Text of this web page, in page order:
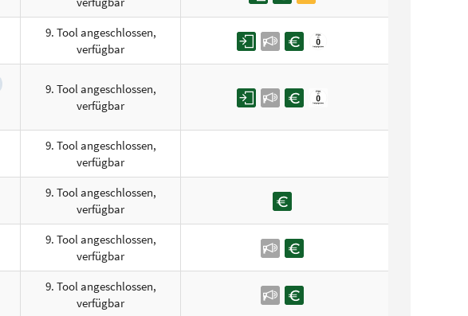
9. Tool angeschlossen,
verfügbar
9. Tool angeschlossen,
verfügbar
9. Tool angeschlossen,
verfügbar
9. Tool angeschlossen,
verfügbar
9. Tool angeschlossen,
verfügbar
9. Tool angeschlossen,
verfügbar